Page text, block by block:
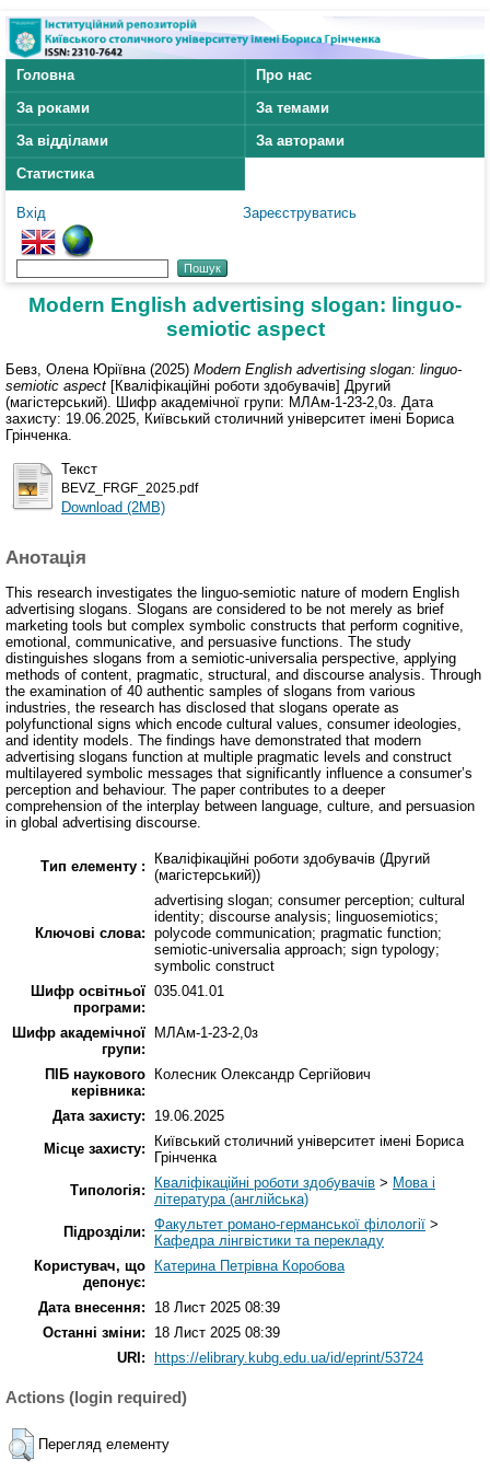
Головна
Про нас
За роками
За темами
За відділами
За авторами
Статистика
Вхід Зареєструватись
Modern English advertising slogan: linguo-
semiotic aspect
Бевз, Олена Юріївна (2025) Modern English advertising slogan: linguo-
semiotic aspect [Кваліфікаційні роботи здобувачів] Другий
(магістерський). Шифр академічної групи: МЛАм-1-23-2,0з. Дата
захисту: 19.06.2025, Київський столичний університет імені Бориса
Грінченка.
Текст
BEVZ_FRGF_2025.pdf
Download (2MB)
Анотація
This research investigates the linguo-semiotic nature of modern English
advertising slogans. Slogans are considered to be not merely as brief
marketing tools but complex symbolic constructs that perform cognitive,
emotional, communicative, and persuasive functions. The study
distinguishes slogans from a semiotic-universalia perspective, applying
methods of content, pragmatic, structural, and discourse analysis. Through
the examination of 40 authentic samples of slogans from various
industries, the research has disclosed that slogans operate as
polyfunctional signs which encode cultural values, consumer ideologies,
and identity models. The findings have demonstrated that modern
advertising slogans function at multiple pragmatic levels and construct
multilayered symbolic messages that significantly influence a consumer’s
perception and behaviour. The paper contributes to a deeper
comprehension of the interplay between language, culture, and persuasion
in global advertising discourse.
Тип елементу :
Кваліфікаційні роботи здобувачів (Другий
(магістерський))
Ключові слова:
advertising slogan; consumer perception; cultural
identity; discourse analysis; linguosemiotics;
polycode communication; pragmatic function;
semiotic-universalia approach; sign typology;
symbolic construct
Шифр освітньої
програми:
035.041.01
Шифр академічної
групи:
МЛАм-1-23-2,0з
ПІБ наукового
керівника:
Колесник Олександр Сергійович
Дата захисту:
19.06.2025
Місце захисту:
Київський столичний університет імені Бориса
Грінченка
Типологія:
Кваліфікаційні роботи здобувачів > Мова і
література (англійська)
Підрозділи: Факультет романо-германської філології >
Кафедра лінгвістики та перекладу
Користувач, що
депонує:
Катерина Петрівна Коробова
Дата внесення:
18 Лист 2025 08:39
Останні зміни:
18 Лист 2025 08:39
URI:
https://elibrary.kubg.edu.ua/id/eprint/53724
Actions (login required)
Перегляд елементу